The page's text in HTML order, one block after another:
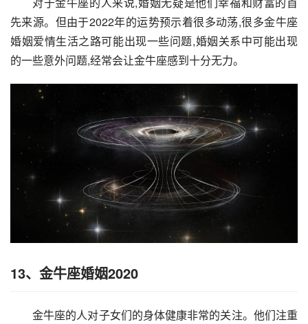
先来源。但由于2022年的运势预示着很多动荡,很多金牛座
婚姻爱情生活之路可能出现一些问题,婚姻关系中可能出现
的一些意外问题,经常会让金牛座感到十分无力。
13、金牛座婚姻2020
金牛座的人对子女们的身体健康非常的关注。他们注重